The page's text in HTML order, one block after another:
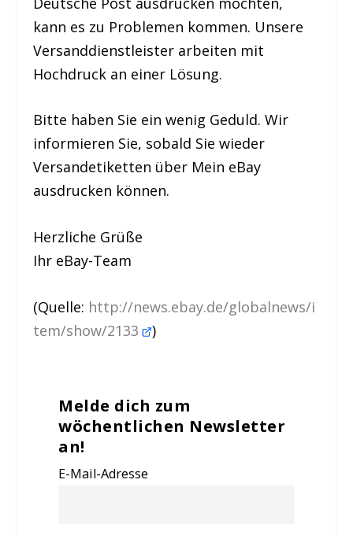
kann es zu Problemen kommen. Unsere
Versanddienstleister arbeiten mit
Hochdruck an einer Lösung.
Bitte haben Sie ein wenig Geduld. Wir
informieren Sie, sobald Sie wieder
Versandetiketten über Mein eBay
ausdrucken können.
Herzliche Grüße
Ihr eBay-Team
(Quelle: http://news.ebay.de/globalnews/i
tem/show/2133 )
Melde dich zum
wöchentlichen Newsletter
an!
E-Mail-Adresse